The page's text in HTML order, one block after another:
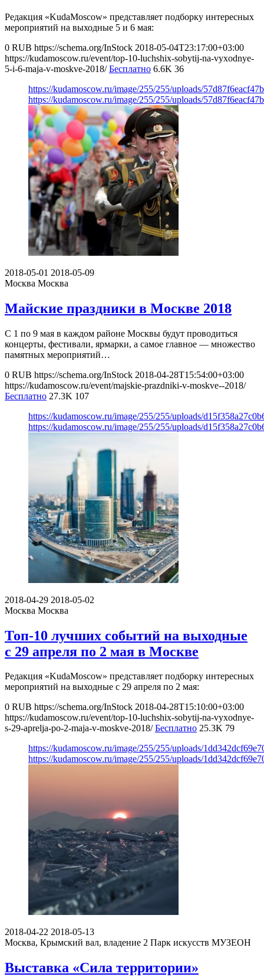
Редакция «KudaMoscow» представляет подборку интересных
мероприятий на выходные 5 и 6 мая:
0 RUB https://schema.org/InStock 2018-05-04T23:17:00+03:00
https://kudamoscow.ru/event/top-10-luchshix-sobytij-na-vyxodnye-
5-i-6-maja-v-moskve-2018/ Бесплатно 6.6K 36
https://kudamoscow.ru/image/255/255/uploads/
https://kudamoscow.ru/image/255/255/uploads/
2018-05-01 2018-05-09
Москва Москва
Майские праздники в Москве 2018
С 1 по 9 мая в каждом районе Москвы будут проводиться
концерты, фестивали, ярмарки, а самое главное — множество
памятных мероприятий…
0 RUB https://schema.org/InStock 2018-04-28T15:54:00+03:00
https://kudamoscow.ru/event/majskie-prazdniki-v-moskve--2018/
Бесплатно 27.3K 107
https://kudamoscow.ru/image/255/255/uploads/
https://kudamoscow.ru/image/255/255/uploads/
2018-04-29 2018-05-02
Москва Москва
Топ-10 лучших событий на выходные
с 29 апреля по 2 мая в Москве
Редакция «KudaMoscow» представляет подборку интересных
мероприятий на выходные с 29 апреля по 2 мая:
0 RUB https://schema.org/InStock 2018-04-28T15:10:00+03:00
https://kudamoscow.ru/event/top-10-luchshix-sobytij-na-vyxodnye-
s-29-aprelja-po-2-maja-v-moskve-2018/ Бесплатно 25.3K 79
https://kudamoscow.ru/image/255/255/uploads/
https://kudamoscow.ru/image/255/255/uploads/
2018-04-22 2018-05-13
Москва, Крымский вал, владение 2 Парк искусств МУЗЕОН
Выставка «Сила территории»